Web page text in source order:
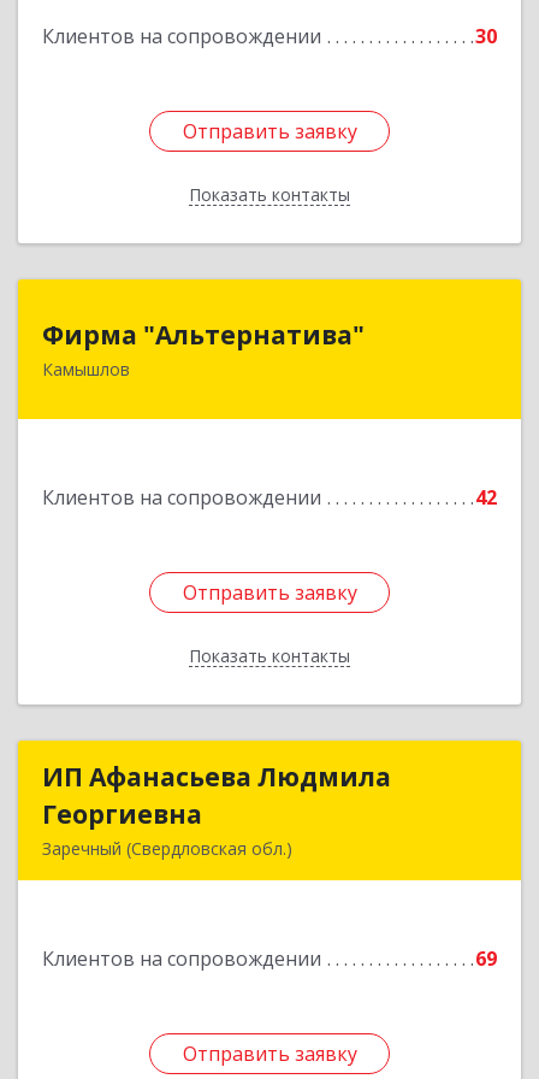
Клиентов на сопровождении 30
Отправить заявку
Показать контакты
Отправить заявку
Назад
Фирма "Альтернатива"
Камышлов
Клиентов на сопровождении 42
Отправить заявку
Показать контакты
624860, Свердловская обл, Камышлов г, Ленина
Отправить заявку
Назад
ИП Афанасьева Людмила
Георгиевна
Заречный (Свердловская обл.)
Клиентов на сопровождении 69
Отправить заявку
ИП Афанасьева Людмила
Подробнее
Отправить заявку